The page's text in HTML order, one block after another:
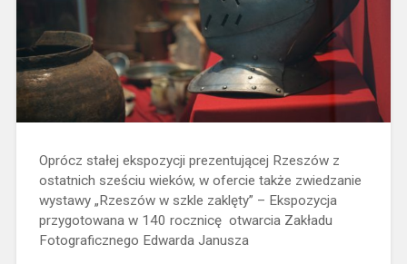
Oprócz stałej ekspozycji prezentującej Rzeszów z
ostatnich sześciu wieków, w ofercie także zwiedzanie
wystawy „Rzeszów w szkle zaklęty” – Ekspozycja
przygotowana w 140 rocznicę otwarcia Zakładu
Fotograficznego Edwarda Janusza